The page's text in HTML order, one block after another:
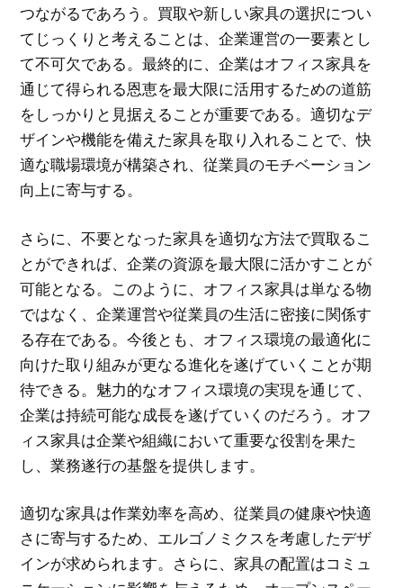
つながるであろう。買取や新しい家具の選択につい
てじっくりと考えることは、企業運営の一要素とし
て不可欠である。最終的に、企業はオフィス家具を
通じて得られる恩恵を最大限に活用するための道筋
をしっかりと見据えることが重要である。適切なデ
ザインや機能を備えた家具を取り入れることで、快
適な職場環境が構築され、従業員のモチベーション
向上に寄与する。
さらに、不要となった家具を適切な方法で買取るこ
とができれば、企業の資源を最大限に活かすことが
可能となる。このように、オフィス家具は単なる物
ではなく、企業運営や従業員の生活に密接に関係す
る存在である。今後とも、オフィス環境の最適化に
向けた取り組みが更なる進化を遂げていくことが期
待できる。魅力的なオフィス環境の実現を通じて、
企業は持続可能な成長を遂げていくのだろう。オフ
ィス家具は企業や組織において重要な役割を果た
し、業務遂行の基盤を提供します。
適切な家具は作業効率を高め、従業員の健康や快適
さに寄与するため、エルゴノミクスを考慮したデザ
インが求められます。さらに、家具の配置はコミュ